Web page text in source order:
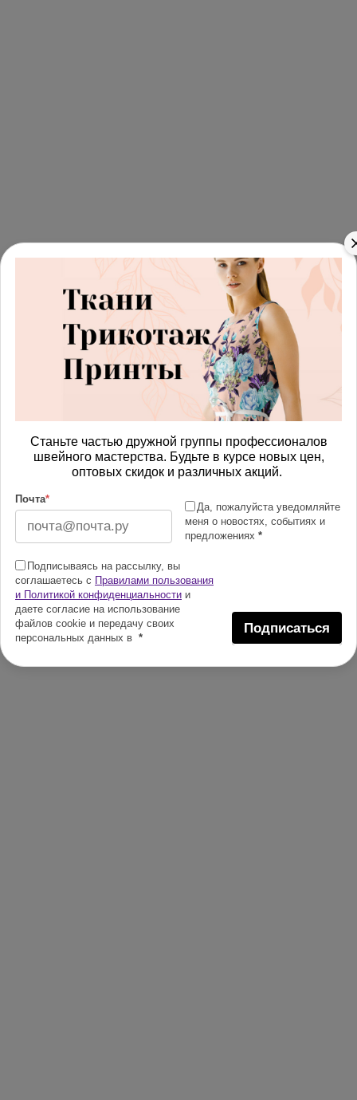
Станьте частью дружной группы профессионалов
швейного мастерства. Будьте в курсе новых цен,
оптовых скидок и различных акций.
Почта*
Да, пожалуйста уведомляйте
меня о новостях, событиях и
предложениях *
Подписываясь на рассылку, вы
соглашаетесь с Правилами пользования
и Политикой конфиденциальности и
даете согласие на использование
файлов cookie и передачу своих
персональных данных в *
Подписаться